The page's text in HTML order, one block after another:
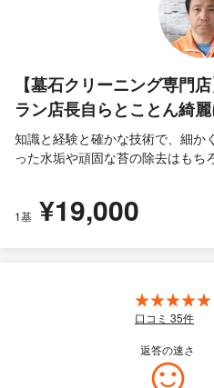
【墓石クリーニング専門
ラン店長自らとことん綺麗
知識と経験と確かな技術で、細か
った水垢や頑固な苔の除去はもち
1基 ¥19,000
口コミ 35件
返答の速さ